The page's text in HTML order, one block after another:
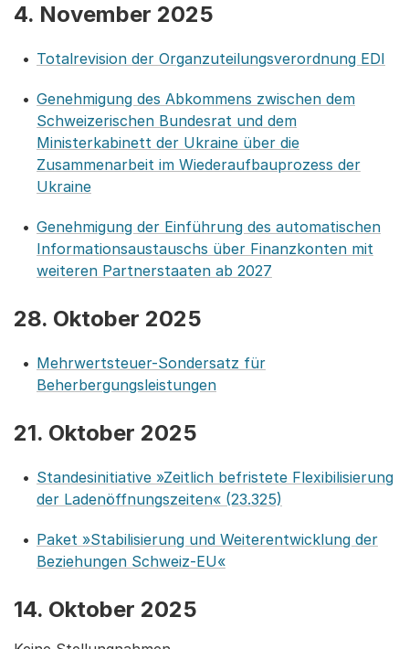
4. November 2025
Totalrevision der Organzuteilungsverordnung EDI
Genehmigung des Abkommens zwischen dem
Schweizerischen Bundesrat und dem
Ministerkabinett der Ukraine über die
Zusammenarbeit im Wiederaufbauprozess der
Ukraine
Genehmigung der Einführung des automatischen
Informationsaustauschs über Finanzkonten mit
weiteren Partnerstaaten ab 2027
28. Oktober 2025
Mehrwertsteuer-Sondersatz für
Beherbergungsleistungen
21. Oktober 2025
Standesinitiative »Zeitlich befristete Flexibilisierung
der Ladenöffnungszeiten« (23.325)
Paket »Stabilisierung und Weiterentwicklung der
Beziehungen Schweiz-EU«
14. Oktober 2025